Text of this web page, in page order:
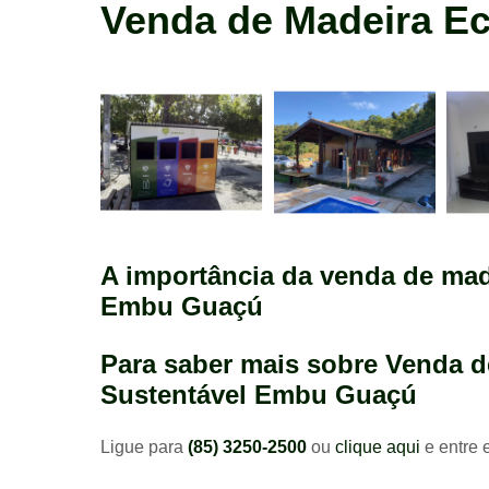
madeira
construção
Venda de Madeira
A importância da venda de
Embu Guaçú
Para saber mais sobre Venda
Sustentável Embu Guaçú
Ligue para (85) 3250-2500 ou clique aqui e entre